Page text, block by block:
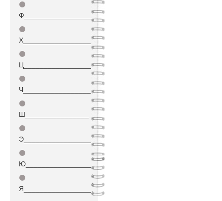
⚫
Ф_________________
⚫
Х_________________
⚫
Ц_________________
⚫
Ч_________________
⚫
Ш________________
⚫
Э_________________
⚫
Ю_________________
⚫
Я_________________